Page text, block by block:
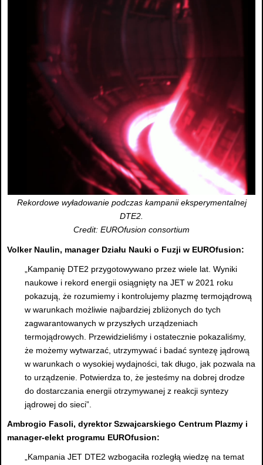
Rekordowe wyładowanie podczas kampanii eksperymentalnej
DTE2.
Credit: EUROfusion consortium
Volker Naulin, manager Działu Nauki o Fuzji w EUROfusion:
„Kampanię DTE2 przygotowywano przez wiele lat. Wyniki
naukowe i rekord energii osiągnięty na JET w 2021 roku
pokazują, że rozumiemy i kontrolujemy plazmę termojądrową
w warunkach możliwie najbardziej zbliżonych do tych
zagwarantowanych w przyszłych urządzeniach
termojądrowych. Przewidzieliśmy i ostatecznie pokazaliśmy,
że możemy wytwarzać, utrzymywać i badać syntezę jądrową
w warunkach o wysokiej wydajności, tak długo, jak pozwala na
to urządzenie. Potwierdza to, że jesteśmy na dobrej drodze
do dostarczania energii otrzymywanej z reakcji syntezy
jądrowej do sieci”.
Ambrogio Fasoli, dyrektor Szwajcarskiego Centrum Plazmy i
manager-elekt programu EUROfusion:
„Kampania JET DTE2 wzbogaciła rozległą wiedzę na temat